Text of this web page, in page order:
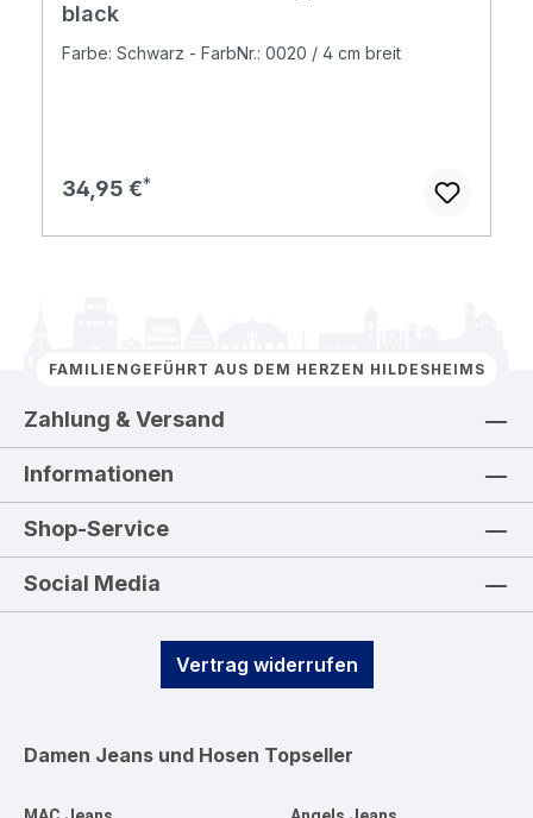
black
Farbe: Schwarz - FarbNr.: 0020 / 4 cm breit
Regulärer Preis:
34,95 €
FAMILIENGEFÜHRT AUS DEM HERZEN HILDESHEIMS
Zahlung & Versand
Informationen
Shop-Service
Social Media
Vertrag widerrufen
Damen Jeans und Hosen Topseller